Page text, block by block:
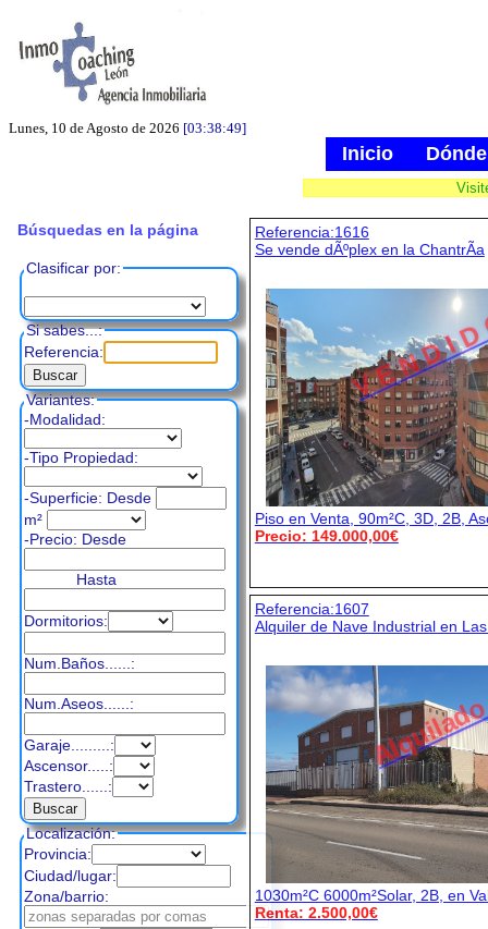
Lunes, 10 de Agosto de 2026 [03:38:49]
Inicio
Búsquedas en la página
Clasificar por:
Si sabes...:
Referencia:
Variantes:
-Modalidad:
-Tipo Propiedad:
-Superficie: Desde
m²
-Precio: Desde
Hasta
Dormitorios:
Num.Baños......:
Num.Aseos......:
Garaje.........:
Ascensor.....:
Trastero......:
Localización:
Provincia:
Ciudad/lugar:
Zona/barrio:
Referencia:1616
Se vende dÃºplex en la ChantrÃ­a
V E N D I
Piso en Venta, 90m²C, 3D, 2B,
Precio: 149.000,00€
Referencia:1607
Alquiler de Nave Industrial en
1030m²C 6000m²Solar, 2B, en
Renta: 2.500,00€